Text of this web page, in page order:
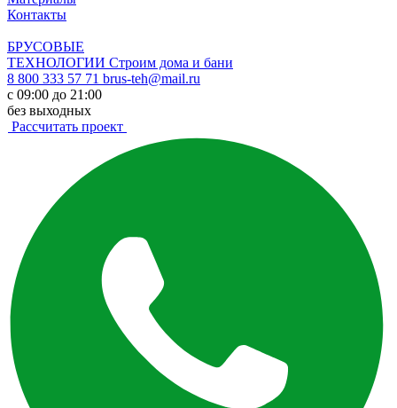
Контакты
БРУСОВЫЕ
ТЕХНОЛОГИИ Строим дома и бани
8 800 333 57 71 brus-teh@mail.ru
с 09:00 до 21:00
без выходных
Рассчитать проект